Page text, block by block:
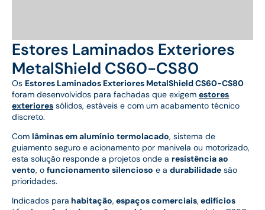
Estores Laminados Exteriores
MetalShield CS60-CS80
Os Estores Laminados Exteriores MetalShield CS60-CS80
foram desenvolvidos para fachadas que exigem estores
exteriores sólidos, estáveis e com um acabamento técnico
discreto.
Com lâminas em alumínio termolacado, sistema de
guiamento seguro e acionamento por manivela ou motorizado,
esta solução responde a projetos onde a resistência ao
vento, o funcionamento silencioso e a durabilidade são
prioridades.
Indicados para habitação, espaços comerciais, edifícios